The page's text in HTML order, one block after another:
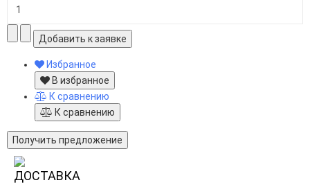
Избранное
В избранное
К сравнению
К сравнению
Получить предложение